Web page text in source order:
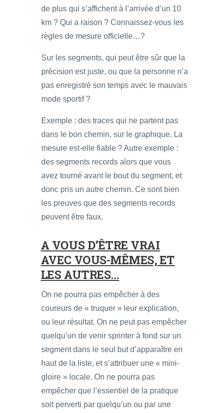
de plus qui s’affichent à l’arrivée d’un 10
km ? Qui a raison ? Connaissez-vous les
règles de mesure officielle…?
Sur les segments, qui peut être sûr que la
précision est juste, ou que la personne n’a
pas enregistré son temps avec le mauvais
mode sportif ?
Exemple : des traces qui ne partent pas
dans le bon chemin, sur le graphique. La
mesure est-elle fiable ? Autre exemple :
des segments records alors que vous
avez tourné avant le bout du segment, et
donc pris un autre chemin. Ce sont bien
les preuves que des segments records
peuvent être faux.
A VOUS D’ÊTRE VRAI
AVEC VOUS-MÊMES, ET
LES AUTRES…
On ne pourra pas empêcher à des
coureurs de « truquer » leur explication,
ou leur résultat. On ne peut pas empêcher
quelqu’un de venir sprinter à fond sur un
segment dans le seul but d’apparaître en
haut de la liste, et s’attribuer une « mini-
gloire » locale. On ne pourra pas
empêcher que l’essentiel de la pratique
soit perverti par quelqu’un ou par une